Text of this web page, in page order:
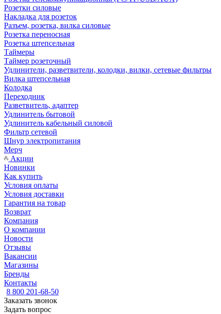
Розетки силовые
Накладка для розеток
Разъем, розетка, вилка силовые
Розетка переносная
Розетка штепсельная
Таймеры
Таймер розеточный
Удлинители, разветвители, колодки, вилки, сетевые фильтры
Вилка штепсельная
Колодка
Переходник
Разветвитель, адаптер
Удлинитель бытовой
Удлинитель кабельный силовой
Фильтр сетевой
Шнур электропитания
Мерч
Акции
Новинки
Как купить
Условия оплаты
Условия доставки
Гарантия на товар
Возврат
Компания
О компании
Новости
Отзывы
Вакансии
Магазины
Бренды
Контакты
8 800 201-68-50
Заказать звонок
Задать вопрос